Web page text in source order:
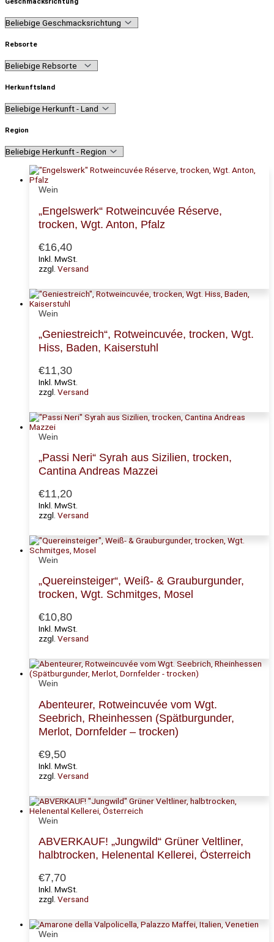
Rebsorte
Herkunftsland
Region
Wein
„Engelswerk“ Rotweincuvée Réserve,
trocken, Wgt. Anton, Pfalz
€16,40
Inkl. MwSt.
zzgl. Versand
Wein
„Geniestreich“, Rotweincuvée, trocken, Wgt.
Hiss, Baden, Kaiserstuhl
€11,30
Inkl. MwSt.
zzgl. Versand
Wein
„Passi Neri“ Syrah aus Sizilien, trocken,
Cantina Andreas Mazzei
€11,20
Inkl. MwSt.
zzgl. Versand
Wein
„Quereinsteiger“, Weiß- & Grauburgunder,
trocken, Wgt. Schmitges, Mosel
€10,80
Inkl. MwSt.
zzgl. Versand
Wein
Abenteurer, Rotweincuvée vom Wgt.
Seebrich, Rheinhessen (Spätburgunder,
Merlot, Dornfelder – trocken)
€9,50
Inkl. MwSt.
zzgl. Versand
Wein
ABVERKAUF! „Jungwild“ Grüner Veltliner,
halbtrocken, Helenental Kellerei, Österreich
€7,70
Inkl. MwSt.
zzgl. Versand
Wein